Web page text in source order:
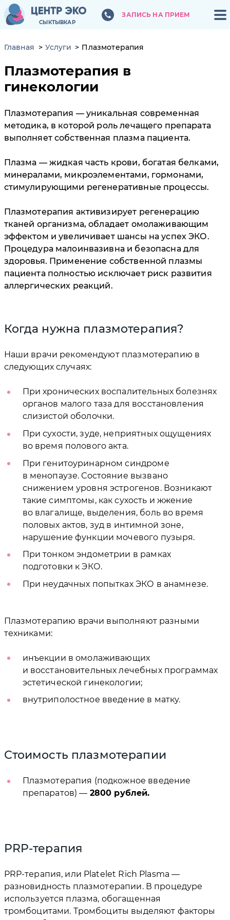
СЫКТЫВКАР
ЗАПИСЬ НА ПРИЕМ
СЫКТЫВКАР
ЗАПИСЬ НА ПРИЕМ
Главная Услуги Плазмотерапия
Плазмотерапия в
гинекологии
Плазмотерапия — уникальная современная
методика, в которой роль лечащего препарата
выполняет собственная плазма пациента.
Плазма — жидкая часть крови, богатая белками,
минералами, микроэлементами, гормонами,
стимулирующими регенеративные процессы.
Плазмотерапия активизирует регенерацию
тканей организма, обладает омолаживающим
эффектом и увеличивает шансы на успех ЭКО.
Процедура малоинвазивна и безопасна для
здоровья. Применение собственной плазмы
пациента полностью исключает риск развития
аллергических реакций.
Когда нужна плазмотерапия?
Наши врачи рекомендуют плазмотерапию в
следующих случаях:
При хронических воспалительных болезнях
органов малого таза для восстановления
слизистой оболочки.
При сухости, зуде, неприятных ощущениях
во время полового акта.
При генитоуринарном синдроме
в менопаузе. Состояние вызвано
снижением уровня эстрогенов. Возникают
такие симптомы, как сухость и жжение
во влагалище, выделения, боль во время
половых актов, зуд в интимной зоне,
нарушение функции мочевого пузыря.
При тонком эндометрии в рамках
подготовки к ЭКО.
При неудачных попытках ЭКО в анамнезе.
Плазмотерапию врачи выполняют разными
техниками:
инъекции в омолаживающих
и восстановительных лечебных программах
эстетической гинекологии;
внутриполостное введение в матку.
Стоимость плазмотерапии
Плазмотерапия (подкожное введение
препаратов) — 2800 рублей.
PRP-терапия
PRP-терапия, или Platelet Rich Plasma —
разновидность плазмотерапии. В процедуре
используется плазма, обогащенная
тромбоцитами. Тромбоциты выделяют факторы